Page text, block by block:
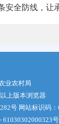
安全防线，让
业农村局
上版本浏览器
号 网站标识码
61030302000323号